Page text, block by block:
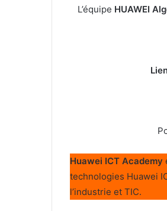
L’équipe HUAWEI
Huawei ICT Academy
technologies Huawei
l’industrie et TIC.